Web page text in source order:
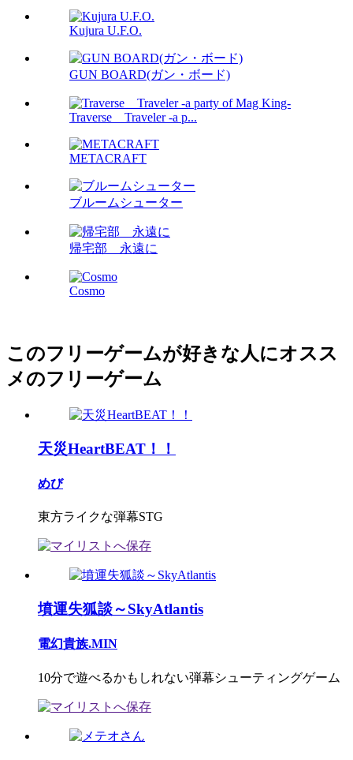
Kujura U.F.O.
GUN BOARD(ガン・ボード)
Traverse Traveler -a p...
METACRAFT
ブルームシューター
帰宅部 永遠に
Cosmo
このフリーゲームが好きな人にオスス
メのフリーゲーム
天災HeartBEAT！！
めび
東方ライクな弾幕STG
墳運失狐談～SkyAtlantis
電幻貴族.MIN
10分で遊べるかもしれない弾幕シューティングゲーム